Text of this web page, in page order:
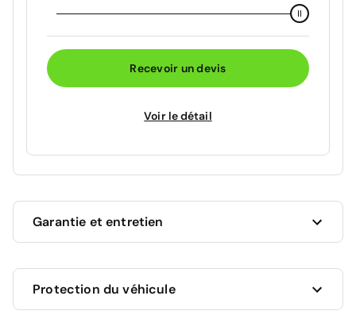
Recevoir un devis
Voir le détail
Garantie et entretien
jusqu'au 30/09/2027 soit pour une durée de 13 mois.
Protection du véhicule